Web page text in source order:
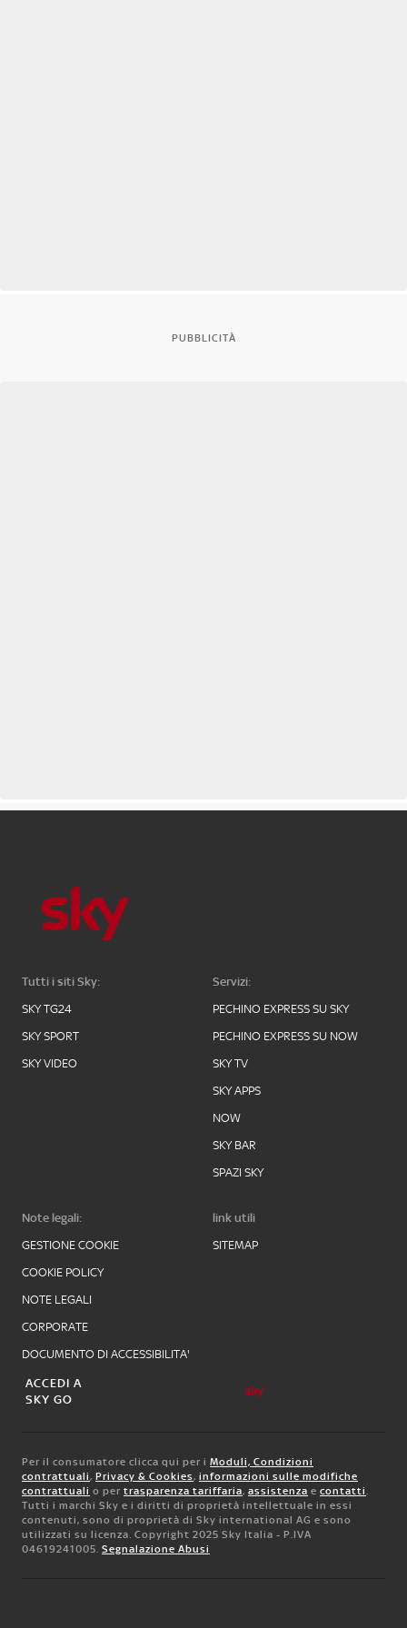
PUBBLICITÀ
Tutti i siti Sky:
SKY TG24
SKY SPORT
SKY VIDEO
Servizi:
PECHINO EXPRESS SU SKY
PECHINO EXPRESS SU NOW
SKY TV
SKY APPS
NOW
SKY BAR
SPAZI SKY
Note legali:
GESTIONE COOKIE
COOKIE POLICY
NOTE LEGALI
CORPORATE
DOCUMENTO DI ACCESSIBILITA'
link utili
SITEMAP
ACCEDI A
SKY GO
Per il consumatore clicca qui per i Moduli, Condizioni
contrattuali, Privacy & Cookies, informazioni sulle modifiche
contrattuali o per trasparenza tariffaria, assistenza e contatti.
Tutti i marchi Sky e i diritti di proprietà intellettuale in essi
contenuti, sono di proprietà di Sky international AG e sono
utilizzati su licenza. Copyright 2025 Sky Italia - P.IVA
04619241005. Segnalazione Abusi